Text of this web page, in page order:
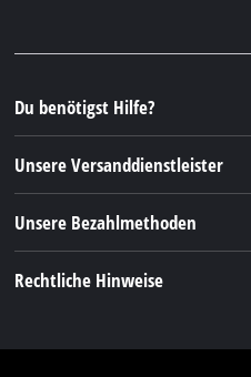
FAQs
Rücksendungen / Widerruf
Verpackungsrichtlinien
Hinweise zur Batterieentsorgung
Vertrag widerrufen
Instagram
TikTok
Pinterest
Linkedin
Du benötigst Hilfe?
Unsere Versanddienstleister
Unsere Bezahlmethoden
Rechtliche Hinweise